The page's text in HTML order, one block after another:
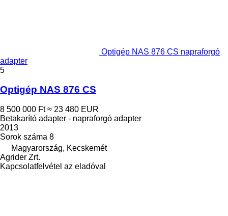
Optigép NAS 876 CS napraforgó
adapter
5
Optigép NAS 876 CS
8 500 000 Ft ≈ 23 480 EUR
Betakarító adapter - napraforgó adapter
2013
Sorok száma 8
Magyarország, Kecskemét
Agrider Zrt.
Kapcsolatfelvétel az eladóval